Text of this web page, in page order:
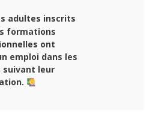
adultes inscrits
formations
ont
emploi dans les
suivant leur